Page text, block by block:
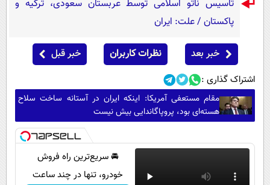
تاسیس ناتو اسلامی توسط عربستان سعودی، ترکیه و
پاکستان / علت: ایران
خبر بعد نظرات کاربران خبر قبل
اشتراک گذاری :
مقام مستعفی آمریکا: اینکه ایران در آستانه ساخت سلاح
هسته‌ای بود، پروپاگاندایی بیش نیست
🚘 سریع‌ترین راه فروش
خودرو، تنها در چند ساعت